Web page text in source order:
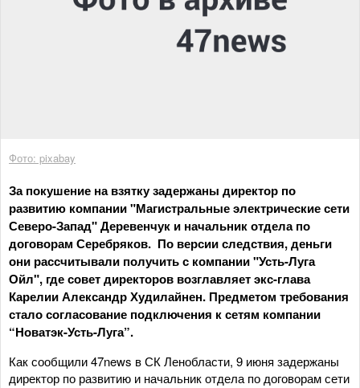
Фото: pixabay
За покушение на взятку задержаны директор по
развитию компании "Магистральные электрические сети
Северо-Запад" Деревенчук и начальник отдела по
договорам Серебряков. По версии следствия, деньги
они рассчитывали получить с компании "Усть-Луга
Ойл", где совет директоров возглавляет экс-глава
Карелии Александр Худилайнен. Предметом требования
стало согласование подключения к сетям компании
“Новатэк-Усть-Луга”.
Как сообщили 47news в СК Ленобласти, 9 июня задержаны
директор по развитию и начальник отдела по договорам сети